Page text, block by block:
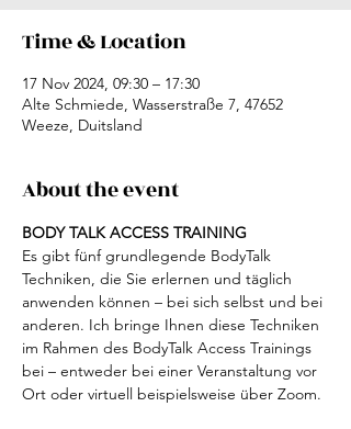
Time & Location
17 Nov 2024, 09:30 – 17:30
Alte Schmiede, Wasserstraße 7, 47652
Weeze, Duitsland
About the event
BODY TALK ACCESS TRAINING
Es gibt fünf grundlegende BodyTalk
Techniken, die Sie erlernen und täglich
anwenden können – bei sich selbst und bei
anderen. Ich bringe Ihnen diese Techniken
im Rahmen des BodyTalk Access Trainings
bei – entweder bei einer Veranstaltung vor
Ort oder virtuell beispielsweise über Zoom.